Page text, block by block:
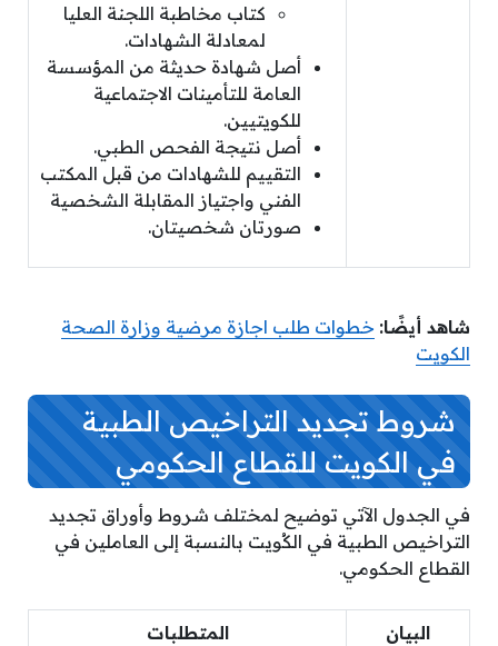
كتاب مخاطبة اللجنة العليا
لمعادلة الشهادات.
أصل شهادة حديثة من المؤسسة
العامة للتأمينات الاجتماعية
للكويتيين.
أصل نتيجة الفحص الطبي.
التقييم للشهادات من قبل المكتب
الفني واجتياز المقابلة الشخصية
صورتان شخصيتان.
شاهد أيضًا: خطوات طلب اجازة مرضية وزارة الصحة
الكويت
شروط تجديد التراخيص الطبية
في الكويت للقطاع الحكومي
في الجدول الآتي توضيح لمختلف شروط وأوراق تجديد
التراخيص الطبية في الكُويت بالنسبة إلى العاملين في
القطاع الحكومي.
البيان المتطلبات